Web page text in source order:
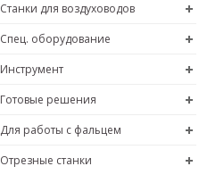
Станки для воздуховодов
Спец. оборудование
Инструмент
Готовые решения
Для работы с фальцем
Отрезные станки